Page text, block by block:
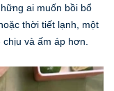
ai muốn bồi bổ
thời tiết lạnh, một
và ấm áp hơn.